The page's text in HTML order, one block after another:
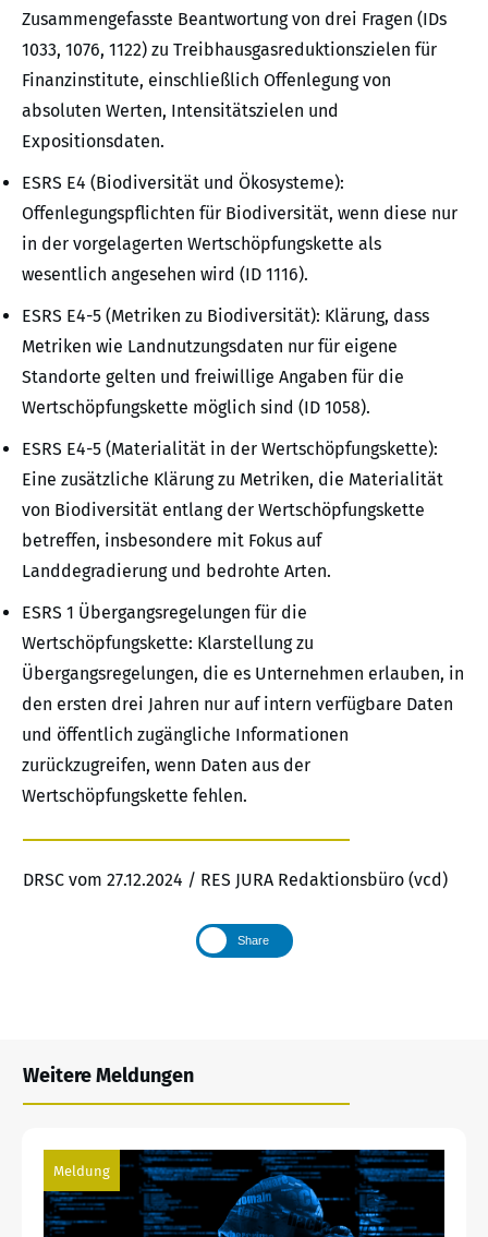
Zusammengefasste Beantwortung von drei Fragen (IDs
1033, 1076, 1122) zu Treibhausgasreduktionszielen für
Finanzinstitute, einschließlich Offenlegung von
absoluten Werten, Intensitätszielen und
Expositionsdaten.
ESRS E4 (Biodiversität und Ökosysteme):
Offenlegungspflichten für Biodiversität, wenn diese nur
in der vorgelagerten Wertschöpfungskette als
wesentlich angesehen wird (ID 1116).
ESRS E4-5 (Metriken zu Biodiversität): Klärung, dass
Metriken wie Landnutzungsdaten nur für eigene
Standorte gelten und freiwillige Angaben für die
Wertschöpfungskette möglich sind (ID 1058).
ESRS E4-5 (Materialität in der Wertschöpfungskette):
Eine zusätzliche Klärung zu Metriken, die Materialität
von Biodiversität entlang der Wertschöpfungskette
betreffen, insbesondere mit Fokus auf
Landdegradierung und bedrohte Arten.
ESRS 1 Übergangsregelungen für die
Wertschöpfungskette: Klarstellung zu
Übergangsregelungen, die es Unternehmen erlauben, in
den ersten drei Jahren nur auf intern verfügbare Daten
und öffentlich zugängliche Informationen
zurückzugreifen, wenn Daten aus der
Wertschöpfungskette fehlen.
DRSC vom 27.12.2024 / RES JURA Redaktionsbüro (vcd)
Share
Weitere Meldungen
Meldung